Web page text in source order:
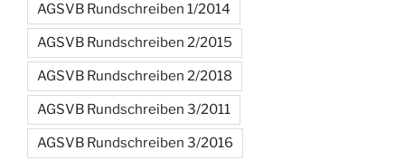
AGSVB Rundschreiben 1/2014
AGSVB Rundschreiben 2/2015
AGSVB Rundschreiben 2/2018
AGSVB Rundschreiben 3/2011
AGSVB Rundschreiben 3/2016